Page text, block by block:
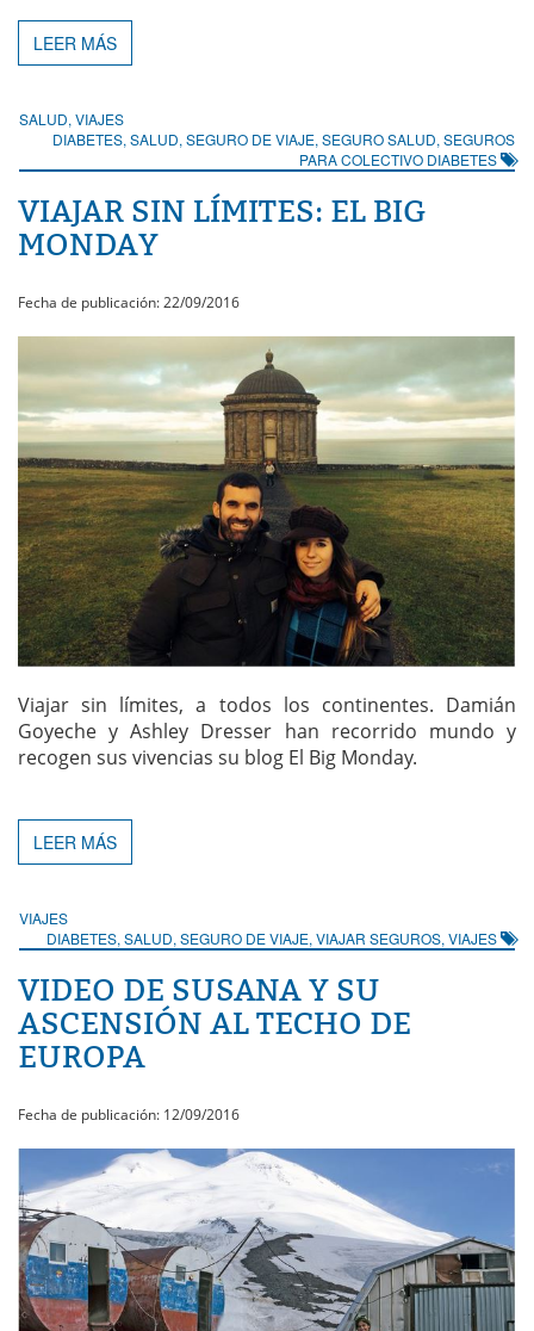
LEER MÁS
SALUD, VIAJES
DIABETES, SALUD, SEGURO DE VIAJE, SEGURO SALUD, SEGUROS
PARA COLECTIVO DIABETES
VIAJAR SIN LÍMITES: EL BIG
MONDAY
Fecha de publicación: 22/09/2016
Viajar sin límites, a todos los continentes. Damián
Goyeche y Ashley Dresser han recorrido mundo y
recogen sus vivencias su blog El Big Monday.
LEER MÁS
VIAJES
DIABETES, SALUD, SEGURO DE VIAJE, VIAJAR SEGUROS, VIAJES
VIDEO DE SUSANA Y SU
ASCENSIÓN AL TECHO DE
EUROPA
Fecha de publicación: 12/09/2016